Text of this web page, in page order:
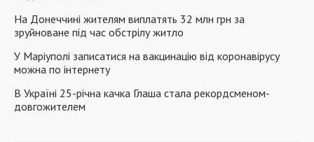
На Донеччині жителям виплатять 32 млн грн за
зруйноване під час обстрілу житло
У Маріуполі записатися на вакцинацію від коронавірусу
можна по інтернету
В Україні 25-річна качка Глаша стала рекордсменом-
довгожителем